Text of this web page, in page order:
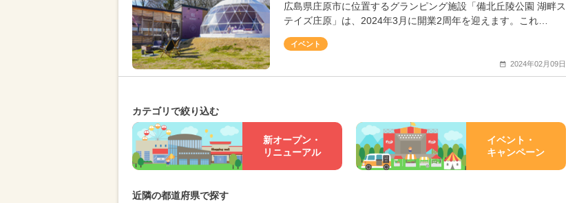
広島県庄原市に位置するグランピング施設「備北丘陵公園 湖畔ス
テイズ庄原」は、2024年3月に開業2周年を迎えます。これ…
イベント
2024年02月09日
カテゴリで絞り込む
新オープン・
リニューアル
イベント・
キャンペーン
近隣の都道府県で探す